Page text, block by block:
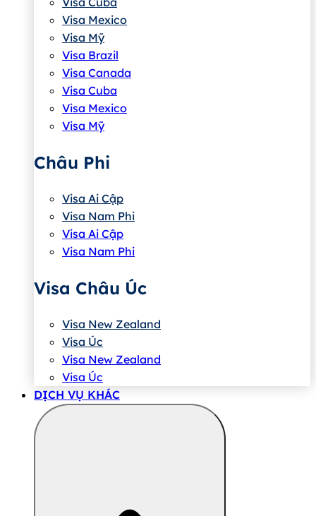
Visa Mexico
Visa Mỹ
Visa Brazil
Visa Canada
Visa Cuba
Visa Mexico
Visa Mỹ
Châu Phi
Visa Ai Cập
Visa Nam Phi
Visa Ai Cập
Visa Nam Phi
Visa Châu Úc
Visa New Zealand
Visa Úc
Visa New Zealand
Visa Úc
DỊCH VỤ KHÁC